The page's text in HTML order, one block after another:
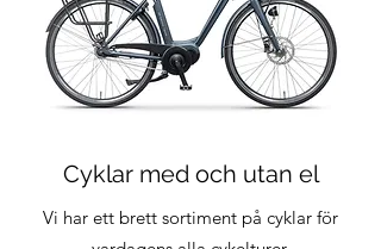
Cyklar med och utan el
Vi har ett brett sortiment på cyklar för